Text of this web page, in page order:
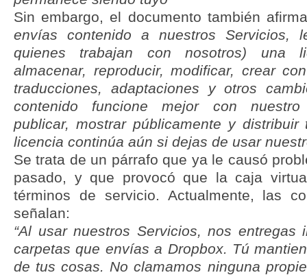
Sin embargo, el documento también
envías contenido a nuestros
quienes trabajan con nosotros) una
almacenar, reproducir, modificar, crear
traducciones, adaptaciones y otros
contenido funcione mejor con nuestro
publicar, mostrar públicamente y
licencia continúa aún si dejas de usar
Se trata de un párrafo que ya le causó
pasado, y que provocó que la caja
términos de servicio. Actualmente, las
señalan:
“Al usar nuestros Servicios, nos entregas
carpetas que envías a Dropbox. Tú
de tus cosas. No clamamos ninguna